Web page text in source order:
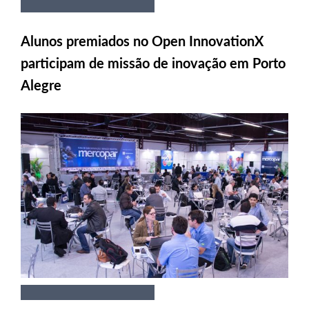
Alunos premiados no Open InnovationX
participam de missão de inovação em Porto
Alegre